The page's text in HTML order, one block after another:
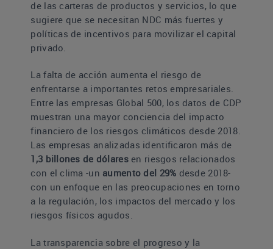
de las carteras de productos y servicios, lo que
sugiere que se necesitan NDC más fuertes y
políticas de incentivos para movilizar el capital
privado.
La falta de acción aumenta el riesgo de
enfrentarse a importantes retos empresariales.
Entre las empresas Global 500, los datos de CDP
muestran una mayor conciencia del impacto
financiero de los riesgos climáticos desde 2018.
Las empresas analizadas identificaron más de
1,3 billones de dólaresen riesgos relacionados
con el clima -un aumento del 29% desde 2018-
con un enfoque en las preocupaciones en torno
a la regulación, los impactos del mercado y los
riesgos físicos agudos.
La transparencia sobre el progreso y la